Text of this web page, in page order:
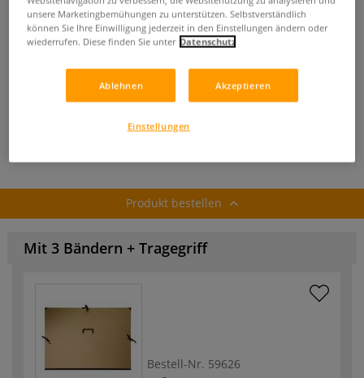
Eckspannern bzw. Bändern, ohne Innenklappen.
Mehr
ggf. zuzüglich
Produkt bestellen
Mit 3 Bändern + Tragegriff
Bestell-Nr. 59626
unsere Marketingbemühungen zu unterstützen. Selbstverständlich
können Sie Ihre Einwilligung jederzeit in den Einstellungen ändern oder
wiederrufen. Diese finden Sie unter Datenschutz
Ablehnen Akzeptieren
Einstellungen